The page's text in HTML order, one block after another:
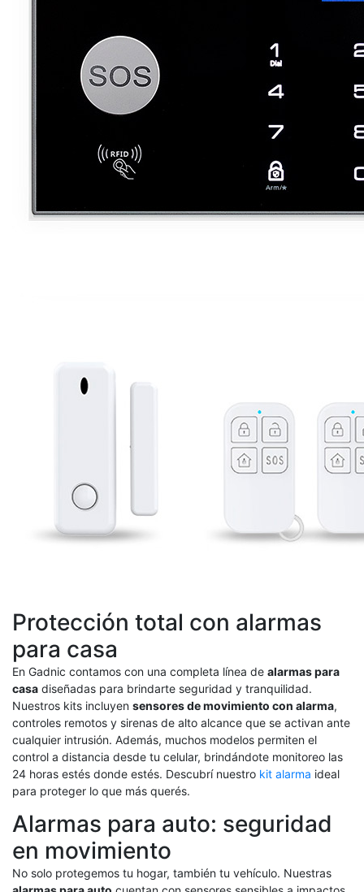
Protección total con alarmas
para casa
En Gadnic contamos con una completa línea de alarmas para
casa diseñadas para brindarte seguridad y tranquilidad.
Nuestros kits incluyen sensores de movimiento con alarma,
controles remotos y sirenas de alto alcance que se activan ante
cualquier intrusión. Además, muchos modelos permiten el
control a distancia desde tu celular, brindándote monitoreo las
24 horas estés donde estés. Descubrí nuestro kit alarma ideal
para proteger lo que más querés.
Alarmas para auto: seguridad
en movimiento
No solo protegemos tu hogar, también tu vehículo. Nuestras